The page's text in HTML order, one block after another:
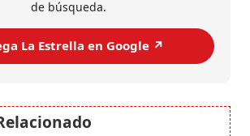
de búsqueda.
La Estrella en Google ↗️